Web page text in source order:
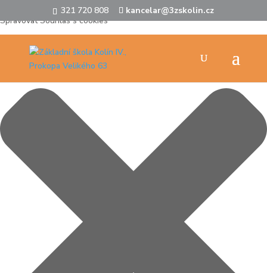
Spravovat Souhlas s cookies
321 720 808 kancelar@3zskolin.cz